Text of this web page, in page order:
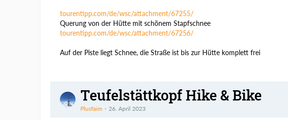
tourentipp.com/de/wsc/attachment/67255/
Querung von der Hütte mit schönem Stapfschnee
tourentipp.com/de/wsc/attachment/67256/
Auf der Piste liegt Schnee, die Straße ist bis zur Hütte komplett frei
Teufelstättkopf Hike & Bike
Plusfaim 26. April 2023